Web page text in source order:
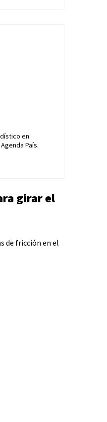
en
País.
girar el
de fricción en el